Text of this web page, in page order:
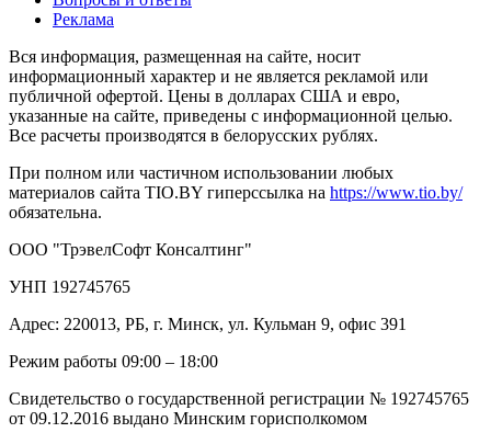
Реклама
Вся информация, размещенная на сайте, носит
информационный характер и не является рекламой или
публичной офертой. Цены в долларах США и евро,
указанные на сайте, приведены с информационной целью.
Все расчеты производятся в белорусских рублях.
При полном или частичном использовании любых
материалов сайта TIO.BY гиперссылка на https://www.tio.by/
обязательна.
ООО "ТрэвелСофт Консалтинг"
УНП 192745765
Адрес: 220013, РБ, г. Минск, ул. Кульман 9, офис 391
Режим работы 09:00 – 18:00
Свидетельство о государственной регистрации № 192745765
от 09.12.2016 выдано Минским горисполкомом